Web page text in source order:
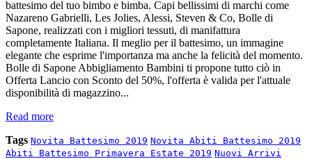
battesimo del tuo bimbo e bimba. Capi bellissimi di marchi come
Nazareno Gabrielli, Les Jolies, Alessi, Steven & Co, Bolle di
Sapone, realizzati con i migliori tessuti, di manifattura
completamente Italiana. Il meglio per il battesimo, un immagine
elegante che esprime l'importanza ma anche la felicità del momento.
Bolle di Sapone Abbigliamento Bambini ti propone tutto ciò in
Offerta Lancio con Sconto del 50%, l'offerta è valida per l'attuale
disponibilità di magazzino...
Read more
Tags Novita Battesimo 2019 Novita Abiti Battesimo 2019
Abiti Battesimo Primavera Estate 2019 Nuovi Arrivi